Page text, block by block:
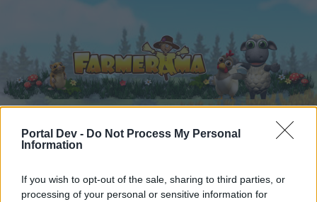
Portal Dev - Do Not Process My Personal
Information
If you wish to opt-out of the sale, sharing to third parties, or
processing of your personal or sensitive information for
Startseite